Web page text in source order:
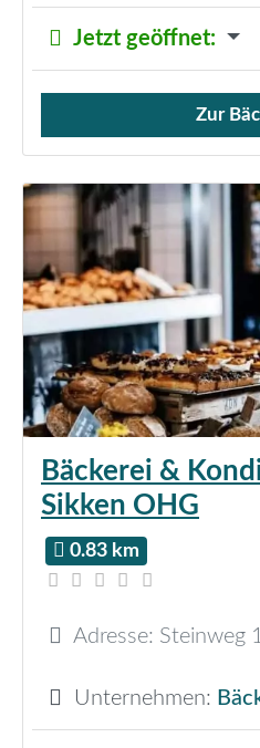
Jetzt geöffnet:
Verkauf von Brötchen,
Zur
Bäckerei &
Sikken OHG
0.83 km
Adresse: Steinweg
Unternehmen: